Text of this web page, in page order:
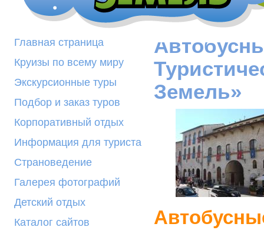
Главная страница
Круизы по всему миру
Экскурсионные туры
Подбор и заказ туров
Корпоративный отдых
Информация для туриста
Страноведение
Галерея фотографий
Детский отдых
Каталог сайтов
Земель»